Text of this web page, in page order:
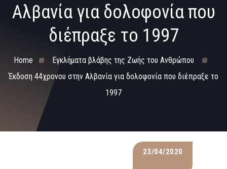
Αλβανία για δολοφονία που
διέπραξε το 1997
Home
Εγκλήματα βλάβης της Ζωής του Ανθρώπου
Έκδοση 44χρονου στην Αλβανία για δολοφονία που διέπραξε το
1997
23/04/2020